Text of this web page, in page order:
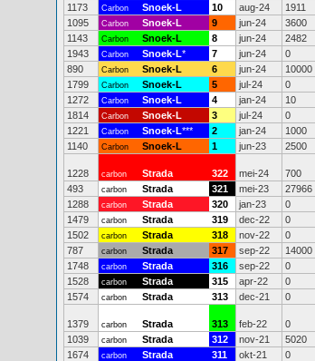
1173
Carbon Snoek-L 10 aug-24 1911
1095
Carbon Snoek-L 9 jun-24 3600
1143
Carbon Snoek-L 8 jun-24 2482
1943
Carbon Snoek-L* 7 jun-24 0
890
Carbon Snoek-L 6 jun-24 10000
1799
Carbon Snoek-L 5 jul-24 0
1272
Carbon Snoek-L 4 jan-24 10
1814
Carbon Snoek-L 3 jul-24 0
1221
Carbon Snoek-L*** 2 jan-24 1000
1140
Carbon Snoek-L 1 jun-23 2500
1228 carbon Strada 322 mei-24 700
493
carbon Strada 321 mei-23 27966
1288
carbon Strada 320 jan-23 0
1479
carbon Strada 319 dec-22 0
1502
carbon Strada 318 nov-22 0
787
carbon Strada 317 sep-22 14000
1748
carbon Strada 316 sep-22 0
1528
carbon Strada 315 apr-22 0
1574
carbon Strada 313 dec-21 0
1379 carbon Strada 313 feb-22 0
1039
carbon Strada 312 nov-21 5020
1674
carbon Strada 311 okt-21 0